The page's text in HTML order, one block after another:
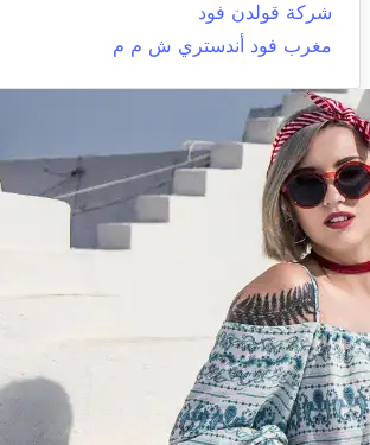
شركة قولدن فود
مغرب فود أندستري ش م م